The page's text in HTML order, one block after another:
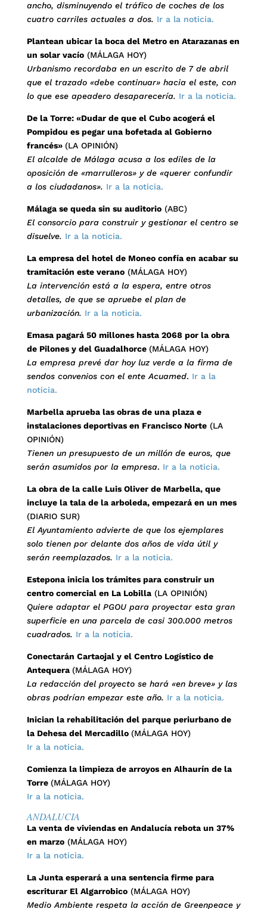
ancho, disminuyendo el tráfico de coches de los
cuatro carriles actuales a dos. Ir a la noticia.
Plantean ubicar la boca del Metro en Atarazanas en
un solar vacío(MÁLAGA HOY)
Urbanismo recordaba en un escrito de 7 de abril
que el trazado «debe continuar» hacia el este, con
lo que ese apeadero desaparecería. Ir a la noticia.
De la Torre: «Dudar de que el Cubo acogerá el
Pompidou es pegar una bofetada al Gobierno
francés» (LA OPINIÓN)
El alcalde de Málaga acusa a los ediles de la
oposición de «marrulleros» y de «querer confundir
a los ciudadanos». Ir a la noticia.
Málaga se queda sin su auditorio(ABC)
El consorcio para construir y gestionar el centro se
disuelve. Ir a la noticia.
La empresa del hotel de Moneo confía en acabar su
tramitación este verano(MÁLAGA HOY)
La intervención está a la espera, entre otros
detalles, de que se apruebe el plan de
urbanización. Ir a la noticia.
Emasa pagará 50 millones hasta 2068 por la obra
de Pilones y del Guadalhorce (MÁLAGA HOY)
La empresa prevé dar hoy luz verde a la firma de
sendos convenios con el ente Acuamed. Ir a la
noticia.
Marbella aprueba las obras de una plaza e
instalaciones deportivas en Francisco Norte(LA
OPINIÓN)
Tienen un presupuesto de un millón de euros, que
serán asumidos por la empresa. Ir a la noticia.
La obra de la calle Luis Oliver de Marbella, que
incluye la tala de la arboleda, empezará en un mes
(DIARIO SUR)
El Ayuntamiento advierte de que los ejemplares
solo tienen por delante dos años de vida útil y
serán reemplazados. Ir a la noticia.
Estepona inicia los trámites para construir un
centro comercial en La Lobilla(LA OPINIÓN)
Quiere adaptar el PGOU para proyectar esta gran
superficie en una parcela de casi 300.000 metros
cuadrados. Ir a la noticia.
Conectarán Cartaojal y el Centro Logístico de
Antequera (MÁLAGA HOY)
La redacción del proyecto se hará «en breve» y las
obras podrían empezar este año. Ir a la noticia.
Inician la rehabilitación del parque periurbano de
la Dehesa del Mercadillo (MÁLAGA HOY)
Ir a la noticia.
Comienza la limpieza de arroyos en Alhaurín de la
Torre (MÁLAGA HOY)
Ir a la noticia.
ANDALUCIA
La venta de viviendas en Andalucía rebota un 37%
en marzo(MÁLAGA HOY)
Ir a la noticia.
La Junta esperará a una sentencia firme para
escriturar El Algarrobico(MÁLAGA HOY)
Medio Ambiente respeta la acción de Greenpeace y